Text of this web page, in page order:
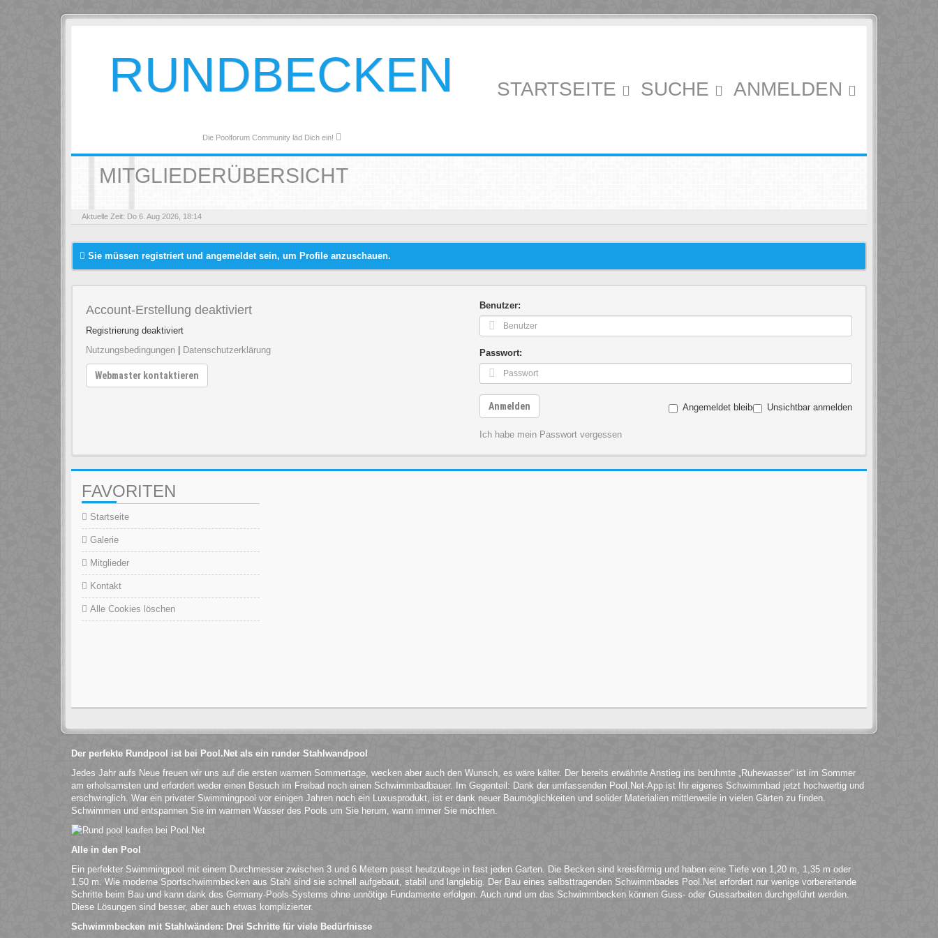
RUNDBECKEN
Die Poolforum Community läd Dich ein!
STARTSEITE SUCHE ANMELDEN
MITGLIEDERÜBERSICHT
Aktuelle Zeit: Do 6. Aug 2026, 18:14
Sie müssen registriert und angemeldet sein, um Profile anzuschauen.
Account-Erstellung deaktiviert
Registrierung deaktiviert
Nutzungsbedingungen
Datenschutzerklärung
Webmaster kontaktieren
Benutzer:
Passwort:
Angemeldet bleiben Unsichtbar anmelden
Anmelden
Ich habe mein Passwort vergessen
FAVORITEN
Startseite
Galerie
Mitglieder
Kontakt
Alle Cookies löschen
Der perfekte Rundpool ist bei Pool.Net als ein runder Stahlwandpool
Jedes Jahr aufs Neue freuen wir uns auf die ersten warmen Sommertage, wecken aber auch den Wunsch, es wäre kälter. Der bereits erwähnte Anstieg ins berühmte „Ruhewasser“ ist im Sommer
am erholsamsten und erfordert weder einen Besuch im Freibad noch einen Schwimmbadbauer. Im Gegenteil: Dank der umfassenden Pool.Net-App ist Ihr eigenes Schwimmbad jetzt hochwertig und
erschwinglich. War ein privater Swimmingpool vor einigen Jahren noch ein Luxusprodukt, ist er dank neuer Baumöglichkeiten und solider Materialien mittlerweile in vielen Gärten zu finden.
Schwimmen und entspannen Sie im warmen Wasser des Pools um Sie herum, wann immer Sie möchten.
Alle in den Pool
Ein perfekter Swimmingpool mit einem Durchmesser zwischen 3 und 6 Metern passt heutzutage in fast jeden Garten. Die Becken sind kreisförmig und haben eine Tiefe von 1,20 m, 1,35 m oder
1,50 m. Wie moderne Sportschwimmbecken aus Stahl sind sie schnell aufgebaut, stabil und langlebig. Der Bau eines selbsttragenden Schwimmbades Pool.Net erfordert nur wenige vorbereitende
Schritte beim Bau und kann dank des Germany-Pools-Systems ohne unnötige Fundamente erfolgen. Auch rund um das Schwimmbecken können Guss- oder Gussarbeiten durchgeführt werden.
Diese Lösungen sind besser, aber auch etwas komplizierter.
Schwimmbecken mit Stahlwänden: Drei Schritte für viele Bedürfnisse